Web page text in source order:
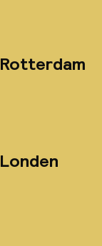
Rotterdam
Londen